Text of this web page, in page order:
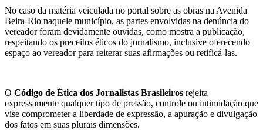
No caso da matéria veiculada no portal sobre as obras na Avenida
Beira-Rio naquele município, as partes envolvidas na denúncia do
vereador foram devidamente ouvidas, como mostra a publicação,
respeitando os preceitos éticos do jornalismo, inclusive oferecendo
espaço ao vereador para reiterar suas afirmações ou retificá-las.
O Código de Ética dos Jornalistas Brasileiros rejeita
expressamente qualquer tipo de pressão, controle ou intimidação que
vise comprometer a liberdade de expressão, a apuração e divulgação
dos fatos em suas plurais dimensões.